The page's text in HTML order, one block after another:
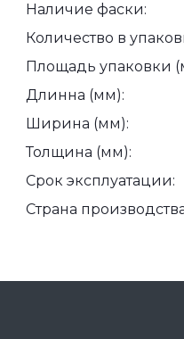
Наличие фаски:
Количество в
Площадь упаковки
Длинна (мм):
Ширина (мм):
Толщина (мм):
Срок эксплуатации:
Страна